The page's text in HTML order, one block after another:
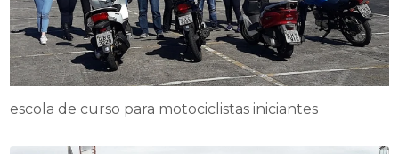
escola de curso para motociclistas iniciantes